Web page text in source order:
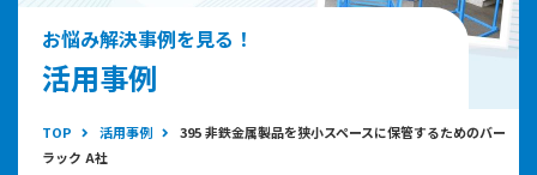
お悩み解決事例を見る！
活用事例
TOP 活用事例
395 非鉄金属製品を狭小スペースに保管するためのバー
ラック A社